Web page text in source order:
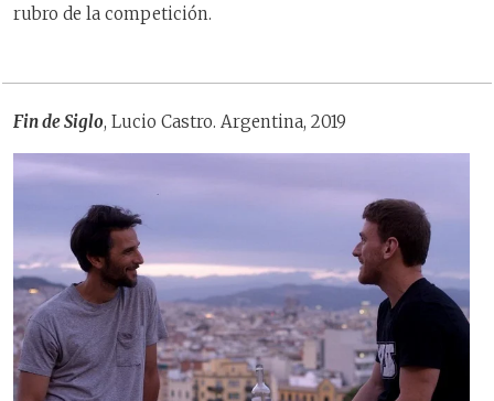
rubro de la competición.
Fin de Siglo, Lucio Castro. Argentina, 2019